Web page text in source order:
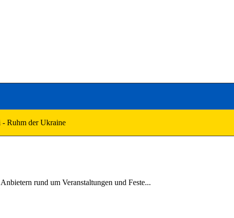
Ruhm der Ukraine
rund um Veranstaltungen und Feste...